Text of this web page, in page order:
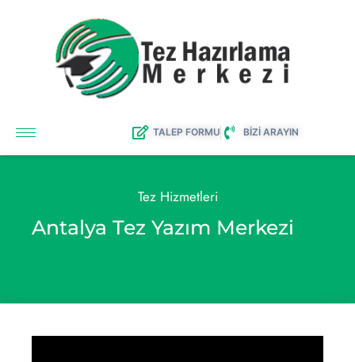
TALEP FORMU BİZİ ARAYIN
Tez Hizmetleri
Antalya Tez Yazım Merkezi